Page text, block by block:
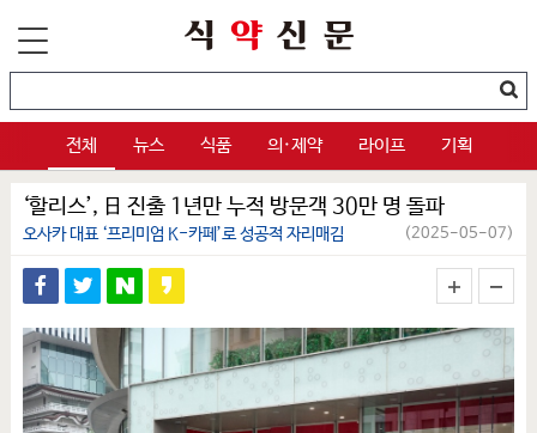
전체 뉴스 식품 의·제약 라이프 기획
‘할리스’, 日 진출 1년만 누적 방문객 30만 명 돌파
오사카 대표 ‘프리미엄 K-카페’로 성공적 자리매김 (2025-05-07)